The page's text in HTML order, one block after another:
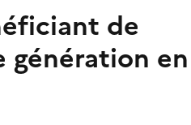
de
génération en